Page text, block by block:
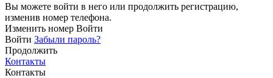
Вы можете войти в него или продолжить регистрацию,
изменив номер телефона.
Изменить номер Войти
Войти Забыли пароль?
Продолжить
Контакты
Контакты